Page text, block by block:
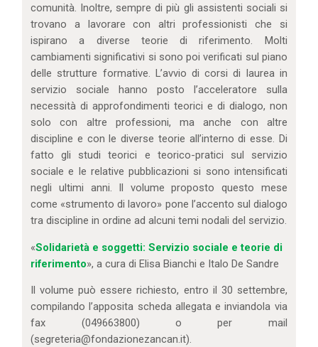
comunità. Inoltre, sempre di più gli assistenti sociali si
trovano a lavorare con altri professionisti che si
ispirano a diverse teorie di riferimento. Molti
cambiamenti significativi si sono poi verificati sul piano
delle strutture formative. L’avvio di corsi di laurea in
servizio sociale hanno posto l’acceleratore sulla
necessità di approfondimenti teorici e di dialogo, non
solo con altre professioni, ma anche con altre
discipline e con le diverse teorie all’interno di esse. Di
fatto gli studi teorici e teorico-pratici sul servizio
sociale e le relative pubblicazioni si sono intensificati
negli ultimi anni. Il volume proposto questo mese
come «strumento di lavoro» pone l’accento sul dialogo
tra discipline in ordine ad alcuni temi nodali del servizio.
«Solidarietà e soggetti: Servizio sociale e teorie di
riferimento», a cura di Elisa Bianchi e Italo De Sandre
Il volume può essere richiesto, entro il 30 settembre,
compilando l’apposita scheda allegata e inviandola via
fax (049663800) o per mail
(segreteria@fondazionezancan.it).